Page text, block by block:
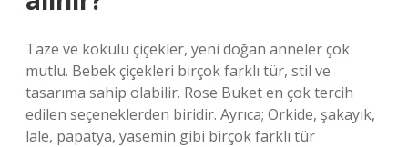
Taze ve kokulu çiçekler, yeni doğan anneler çok
mutlu. Bebek çiçekleri birçok farklı tür, stil ve
tasarıma sahip olabilir. Rose Buket en çok tercih
edilen seçeneklerden biridir. Ayrıca; Orkide, şakayık,
lale, papatya, yasemin gibi birçok farklı tür